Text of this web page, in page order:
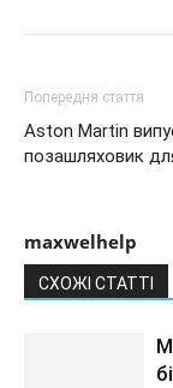
Попередня стаття
Aston Martin
позашляховик
maxwelhelp
СХОЖІ СТАТТІ